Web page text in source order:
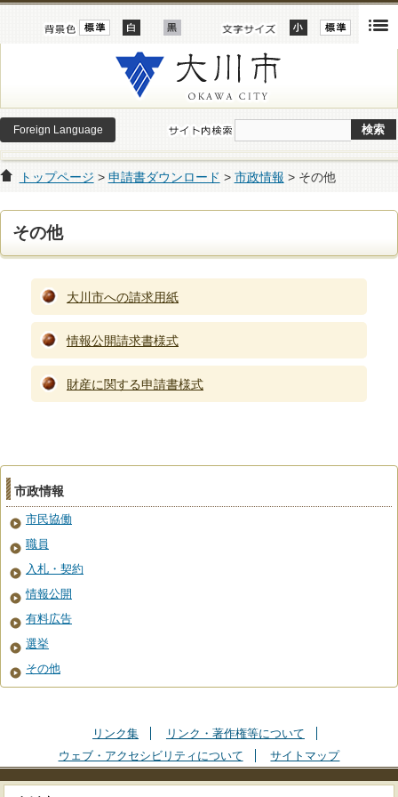
Foreign Language
トップページ > 申請書ダウンロード > 市政情報 > その他
その他
大川市への請求用紙
情報公開請求書様式
財産に関する申請書様式
市政情報
市民協働
職員
入札・契約
情報公開
有料広告
選挙
その他
リンク集
リンク・著作権等について
ウェブ・アクセシビリティについて
サイトマップ